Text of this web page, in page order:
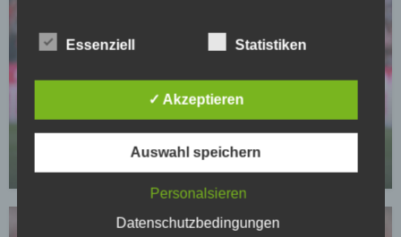
29.04.2026
Die personenbezogenen Daten werden, neben den
ausdrücklich in dieser Datenschutzerklärung
Grundlage gesetzlicher Erlaubnisse oder
Einwilligungen der Nutzer verarbeitet:
- Die Zurverfügungstellung, Ausführung, Pflege,
und Nutzerleistungen;
- Die Gewährleistung eines effektiven Kundendienstes
und technischen Supports.
Wir übermitteln die Daten der Nutzer an Dritte nur,
wenn dies für Abrechnungszwecke notwendig ist (z.B.
Essenziell Statistiken
✓ Akzeptieren
Auswahl speichern
Personalsieren
Datenschutzbedingungen